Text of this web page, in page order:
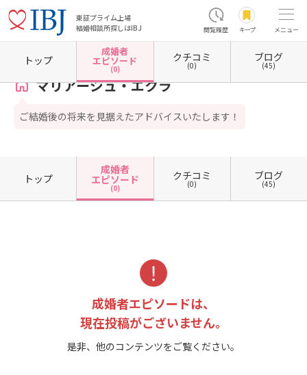
東証プライム上場
結婚相談所探しはIBJ
閲覧履歴 キープ メニュー
ホーム 東京都の結婚相談所 東京都豊島区 マリアージュ・エクラ 成婚者エピソード一
マリアージュ・エクラ
ご結婚後の将来を見据えたアドバイスいたします！
トップ
成婚者
エピソード
(0)
クチコミ
(0)
ブログ
(45)
トップ
成婚者
エピソード
(0)
クチコミ
(0)
ブログ
(45)
成婚者エピソードは、
現在投稿がございません。
是非、他のコンテンツをご覧ください。